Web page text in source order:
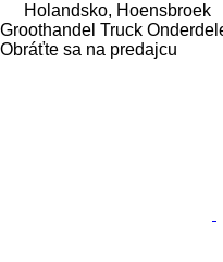
Holandsko, Hoensbroek
Groothandel Truck
Obráťte sa na predajcu